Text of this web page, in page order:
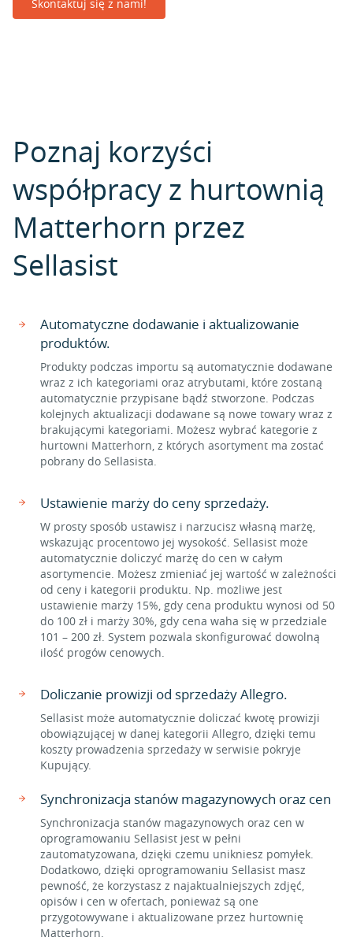
Skontaktuj się z nami!
Poznaj korzyści
współpracy z hurtownią
Matterhorn przez
Sellasist
Automatyczne dodawanie i aktualizowanie
produktów.
Produkty podczas importu są automatycznie dodawane
wraz z ich kategoriami oraz atrybutami, które zostaną
automatycznie przypisane bądź stworzone. Podczas
kolejnych aktualizacji dodawane są nowe towary wraz z
brakującymi kategoriami. Możesz wybrać kategorie z
hurtowni Matterhorn, z których asortyment ma zostać
pobrany do Sellasista.
Ustawienie marży do ceny sprzedaży.
W prosty sposób ustawisz i narzucisz własną marżę,
wskazując procentowo jej wysokość. Sellasist może
automatycznie doliczyć marżę do cen w całym
asortymencie. Możesz zmieniać jej wartość w zależności
od ceny i kategorii produktu. Np. możliwe jest
ustawienie marży 15%, gdy cena produktu wynosi od 50
do 100 zł i marży 30%, gdy cena waha się w przedziale
101 – 200 zł. System pozwala skonfigurować dowolną
ilość progów cenowych.
Doliczanie prowizji od sprzedaży Allegro.
Sellasist może automatycznie doliczać kwotę prowizji
obowiązującej w danej kategorii Allegro, dzięki temu
koszty prowadzenia sprzedaży w serwisie pokryje
Kupujący.
Synchronizacja stanów magazynowych oraz cen
Synchronizacja stanów magazynowych oraz cen w
oprogramowaniu Sellasist jest w pełni
zautomatyzowana, dzięki czemu unikniesz pomyłek.
Dodatkowo, dzięki oprogramowaniu Sellasist masz
pewność, że korzystasz z najaktualniejszych zdjęć,
opisów i cen w ofertach, ponieważ są one
przygotowywane i aktualizowane przez hurtownię
Matterhorn.